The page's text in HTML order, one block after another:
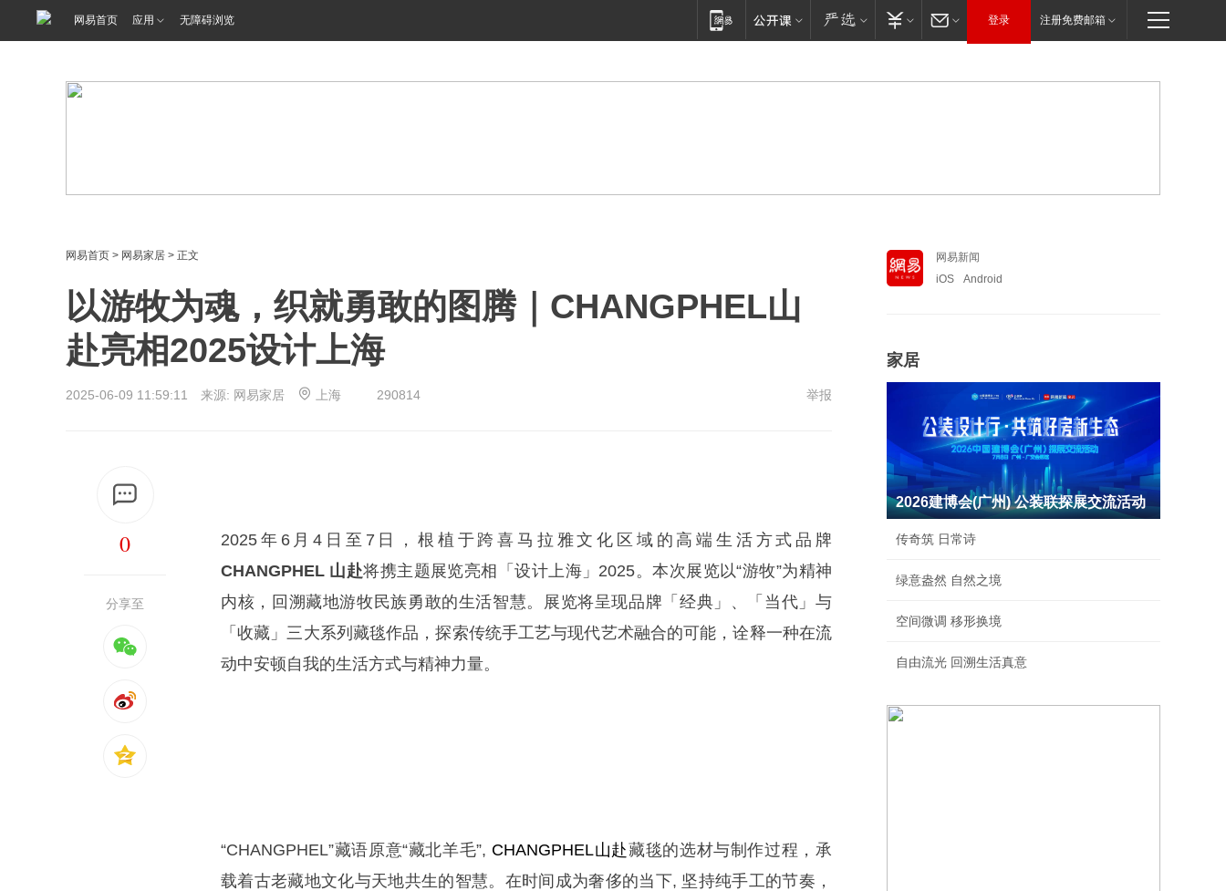
网易首页 应用 无障碍浏览 登录 注册免费邮箱
网易首页 > 网易家居 > 正文
以游牧为魂，织就勇敢的图腾｜CHANGPHEL山
赴亮相2025设计上海
2025-06-09 11:59:11 来源: 网易家居 上海 290814 举报
0
分享至
2025年6月4日至7日，根植于跨喜马拉雅文化区域的高端生活方式品牌
CHANGPHEL 山赴将携主题展览亮相「设计上海」2025。本次展览以“游牧”为精神
内核，回溯藏地游牧民族勇敢的生活智慧。展览将呈现品牌「经典」、「当代」与
「收藏」三大系列藏毯作品，探索传统手工艺与现代艺术融合的可能，诠释一种在流
动中安顿自我的生活方式与精神力量。
“CHANGPHEL”藏语原意“藏北羊毛”, CHANGPHEL山赴藏毯的选材与制作过程，承
载着古老藏地文化与天地共生的智慧。在时间成为奢侈的当下, 坚持纯手工的节奏，
网易新闻
iOS
Android
家居
2026建博会(广州) 公装联探展交流活动
传奇筑 日常诗
绿意盎然 自然之境
空间微调 移形换境
自由流光 回溯生活真意